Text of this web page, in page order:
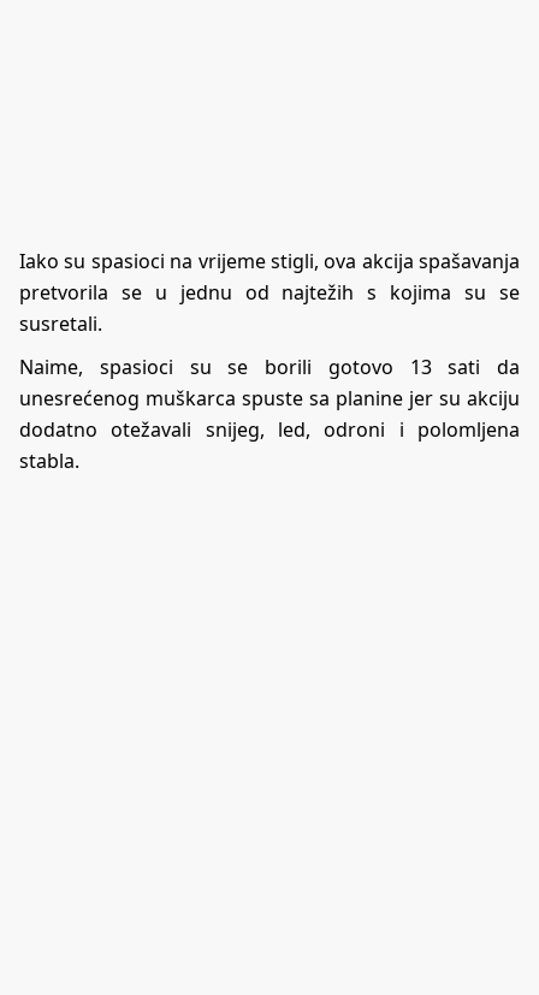
Iako su spasioci na vrijeme stigli, ova akcija spašavanja
pretvorila se u jednu od najtežih s kojima su se
susretali.
Naime, spasioci su se borili gotovo 13 sati da
unesrećenog muškarca spuste sa planine jer su akciju
dodatno otežavali snijeg, led, odroni i polomljena
stabla.